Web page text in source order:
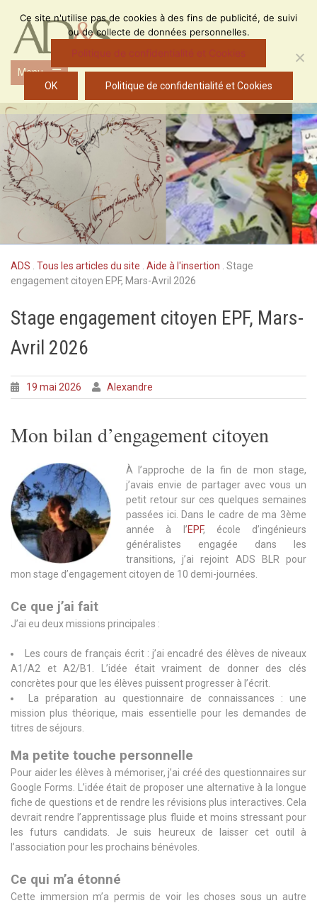
content
Menu
Open
the
main
menu
ADS Tous les articles du site Aide à l'insertion
Stage
engagement citoyen EPF, Mars-Avril 2026
Stage engagement citoyen EPF, Mars-
Avril 2026
19 mai 2026 Alexandre
Mon bilan d’engagement citoyen
À l’approche de la fin de mon stage,
j’avais envie de partager avec vous un
petit retour sur ces quelques semaines
passées ici. Dans le cadre de ma 3ème
année à l’EPF, école d’ingénieurs
généralistes engagée dans les
transitions, j’ai rejoint ADS BLR pour
mon stage d’engagement citoyen de 10 demi-journées.
Ce que j’ai fait
J’ai eu deux missions principales :
Les cours de français écrit : j’ai encadré des élèves de niveaux
A1/A2 et A2/B1. L’idée était vraiment de donner des clés
concrètes pour que les élèves puissent progresser à l’écrit.
La préparation au questionnaire de connaissances : une
mission plus théorique, mais essentielle pour les demandes de
titres de séjours.
Ma petite touche personnelle
Pour aider les élèves à mémoriser, j’ai créé des questionnaires sur
Google Forms. L’idée était de proposer une alternative à la longue
fiche de questions et de rendre les révisions plus interactives. Cela
devrait rendre l’apprentissage plus fluide et moins stressant pour
les futurs candidats. Je suis heureux de laisser cet outil à
l’association pour les prochains bénévoles.
Ce qui m’a étonné
Cette immersion m’a permis de voir les choses sous un autre
Ce site n'utilise pas de cookies à des fins de publicité, de suivi
ou de collecte de données personnelles.
Politique de confidentialité et Cookies
OK Politique de confidentialité et Cookies